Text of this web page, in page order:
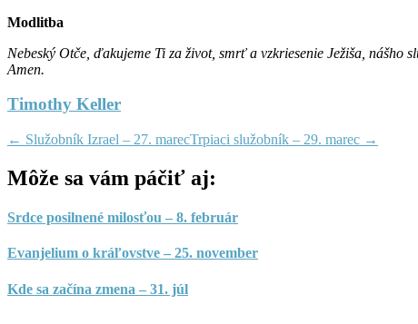
Modlitba
Nebeský Otče, ďakujeme Ti za život, smrť a vzkriesenie Ježiša,
Amen.
Timothy Keller
← Služobník Izrael – 27. marecTrpiaci služobník – 29. marec →
Môže sa vám páčiť aj:
Srdce posilnené milosťou – 8. február
Evanjelium o kráľovstve – 25. november
Kde sa začína zmena – 31. júl